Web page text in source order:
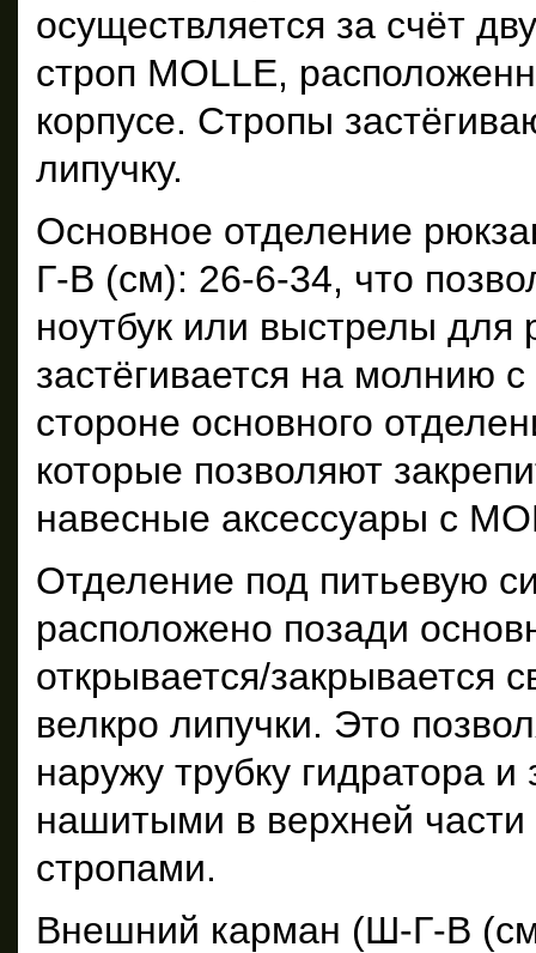
осуществляется за счёт
строп MOLLE,
корпусе. Стропы
липучку.
Основное отделение
Г-В (см): 26-6-34, что
ноутбук или выстрелы для
застёгивается на молнию
стороне основного
которые позволяют
навесные аксессуары с
Отделение под питьевую
расположено позади
открывается/закрывается
велкро липучки. Это
наружу трубку гидратора
нашитыми в верхней
стропами.
Внешний карман (Ш-Г-В